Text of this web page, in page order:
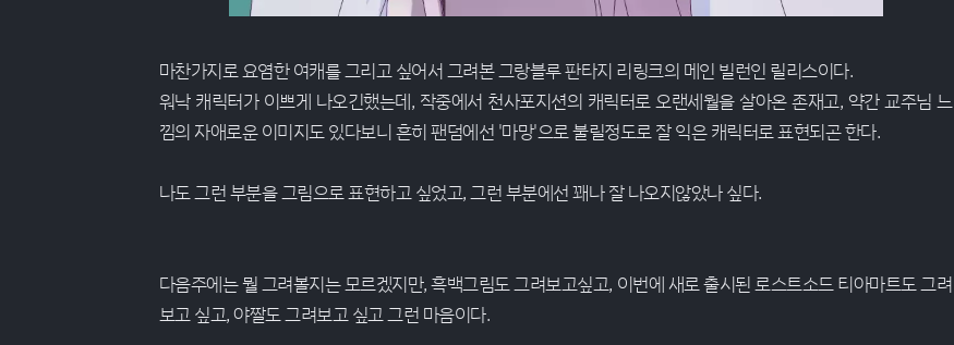
마찬가지로 요염한 여캐를 그리고 싶어서 그려본 그랑블루 판타지 리링크의 메인 빌런인 릴리스이다.
워낙 캐릭터가 이쁘게 나오긴했는데, 작중에서 천사포지션의 캐릭터로 오랜세월을 살아온 존재고, 약간 교주님 느
낌의 자애로운 이미지도 있다보니 흔히 팬덤에선 '마망'으로 불릴정도로 잘 익은 캐릭터로 표현되곤 한다.
나도 그런 부분을 그림으로 표현하고 싶었고, 그런 부분에선 꽤나 잘 나오지않았나 싶다.
다음주에는 뭘 그려볼지는 모르겠지만, 흑백그림도 그려보고싶고, 이번에 새로 출시된 로스트소드 티아마트도 그려
보고 싶고, 야짤도 그려보고 싶고 그런 마음이다.